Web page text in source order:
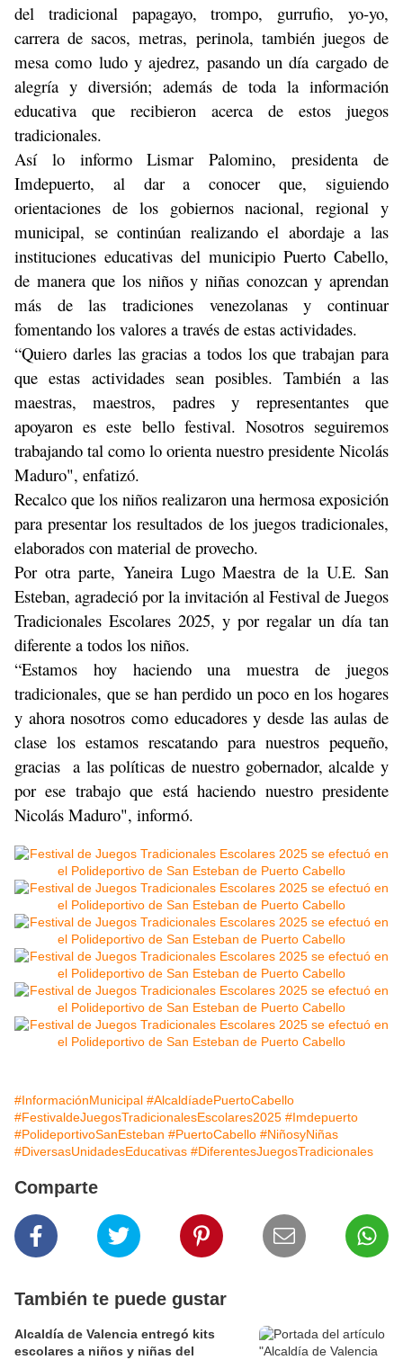
del tradicional papagayo, trompo, gurrufio, yo-yo,
carrera de sacos, metras, perinola, también juegos de
mesa como ludo y ajedrez, pasando un día cargado de
alegría y diversión; además de toda la información
educativa que recibieron acerca de estos juegos
tradicionales.
Así lo informo Lismar Palomino, presidenta de
Imdepuerto, al dar a conocer que, siguiendo
orientaciones de los gobiernos nacional, regional y
municipal, se continúan realizando el abordaje a las
instituciones educativas del municipio Puerto Cabello,
de manera que los niños y niñas conozcan y aprendan
más de las tradiciones venezolanas y continuar
fomentando los valores a través de estas actividades.
“Quiero darles las gracias a todos los que trabajan para
que estas actividades sean posibles. También a las
maestras, maestros, padres y representantes que
apoyaron es este bello festival. Nosotros seguiremos
trabajando tal como lo orienta nuestro presidente Nicolás
Maduro", enfatizó.
Recalco que los niños realizaron una hermosa exposición
para presentar los resultados de los juegos tradicionales,
elaborados con material de provecho.
Por otra parte, Yaneira Lugo Maestra de la U.E. San
Esteban, agradeció por la invitación al Festival de Juegos
Tradicionales Escolares 2025, y por regalar un día tan
diferente a todos los niños.
“Estamos hoy haciendo una muestra de juegos
tradicionales, que se han perdido un poco en los hogares
y ahora nosotros como educadores y desde las aulas de
clase los estamos rescatando para nuestros pequeño,
gracias a las políticas de nuestro gobernador, alcalde y
por ese trabajo que está haciendo nuestro presidente
Nicolás Maduro", informó.
#InformaciónMunicipal #AlcaldíadePuertoCabello
#FestivaldeJuegosTradicionalesEscolares2025 #Imdepuerto
#PolideportivoSanEsteban #PuertoCabello #NiñosyNiñas
#DiversasUnidadesEducativas #DiferentesJuegosTradicionales
Comparte
También te puede gustar
Alcaldía de Valencia entregó kits
escolares a niños y niñas del